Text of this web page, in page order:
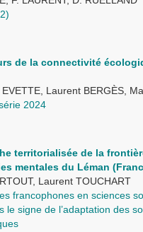
de la connectivité
Laurent BERGÈS,
2024
territorialisée de la
mentales du Léman
Laurent TOUCHART
francophones en sciences
le signe de l’adaptation des